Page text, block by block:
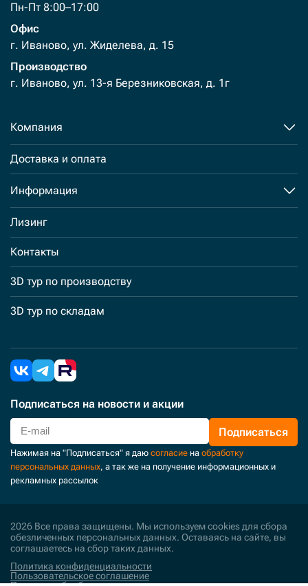
Пн-Пт 8:00–17:00
Офис
г. Иваново, ул. Жиделева, д. 15
Производство
г. Иваново, ул. 13-я Березниковская, д. 1г
Компания
Доставка и оплата
Информация
Лизинг
Контакты
3D тур по производству
3D тур по складам
Подписаться на новости и акции
Подписаться
Нажимая на "Подписаться" я даю согласие на обработку
персональных данных, а так же на получение информационных и
рекламных рассылок
2026 Все права защищены. Мы используем cookies для сбора
обезличенных персональных данных. Оставаясь на сайте, вы
соглашаетесь на сбор таких данных.
Политика конфиденциальности
Пользовательское соглашение